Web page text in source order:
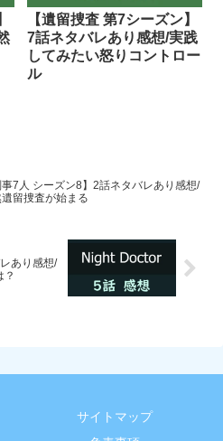
【遺留捜査 第7シーズン】
7話ネタバレあり感想/実践
してみたい怒りコントロー
ル
事7人 シーズン8】2話ネタバレあり感想/
遺留捜査が始まる
あり感想/
？
サイトマップ